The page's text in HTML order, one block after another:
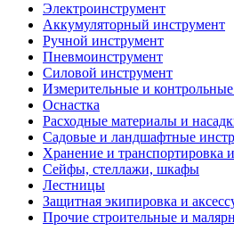
Электроинструмент
Аккумуляторный инструмент
Ручной инструмент
Пневмоинструмент
Силовой инструмент
Измерительные и
Оснастка
Расходные материалы и
Садовые и ландшафтные
Хранение и транспортировка
Сейфы, стеллажи, шкафы
Лестницы
Защитная экипировка и
Прочие строительные и